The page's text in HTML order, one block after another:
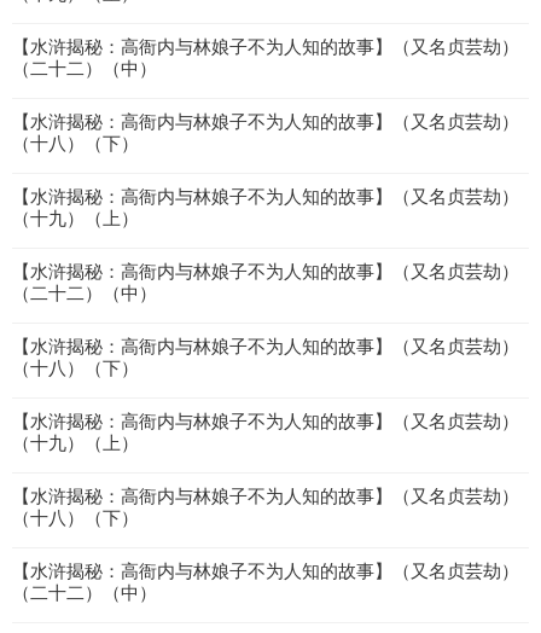
【水浒揭秘：高衙内与林娘子不为人知的故事】（又名贞芸劫）
（二十二）（中）
【水浒揭秘：高衙内与林娘子不为人知的故事】（又名贞芸劫）
（十八）（下）
【水浒揭秘：高衙内与林娘子不为人知的故事】（又名贞芸劫）
（十九）（上）
【水浒揭秘：高衙内与林娘子不为人知的故事】（又名贞芸劫）
（二十二）（中）
【水浒揭秘：高衙内与林娘子不为人知的故事】（又名贞芸劫）
（十八）（下）
【水浒揭秘：高衙内与林娘子不为人知的故事】（又名贞芸劫）
（十九）（上）
【水浒揭秘：高衙内与林娘子不为人知的故事】（又名贞芸劫）
（十八）（下）
【水浒揭秘：高衙内与林娘子不为人知的故事】（又名贞芸劫）
（二十二）（中）